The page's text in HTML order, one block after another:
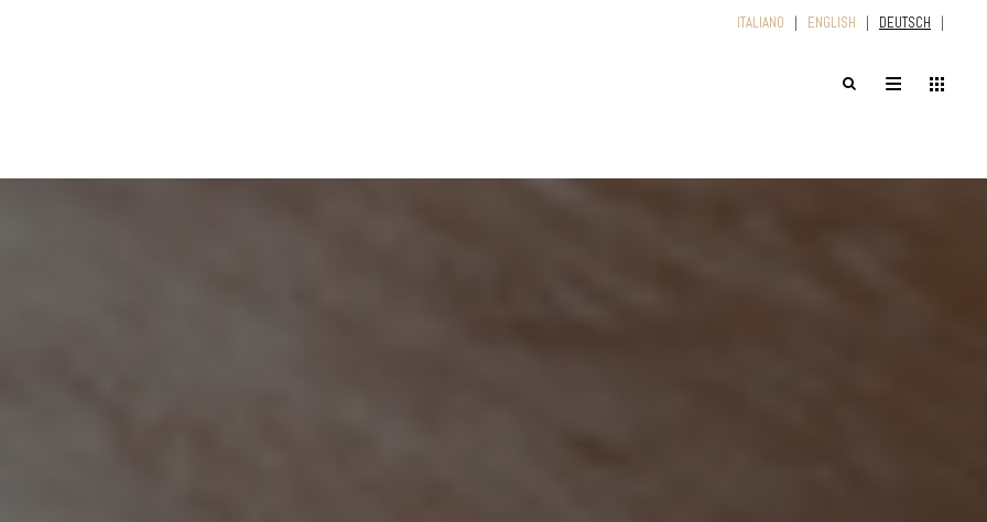
ITALIANO | ENGLISH | DEUTSCH |